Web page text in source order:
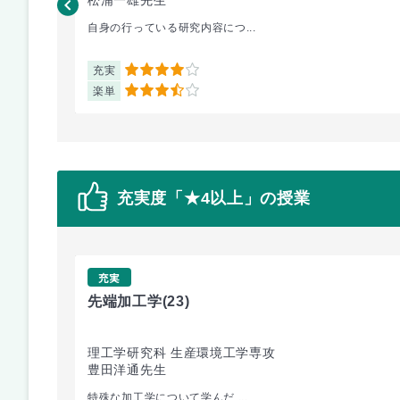
自身の行っている研究内容につ...
充実 4
楽単 3.5
充実度「★4以上」の授業
充実
先端加工学(23)
理工学研究科 生産環境工学専攻
豊田洋通先生
特殊な加工学について学んだ ...